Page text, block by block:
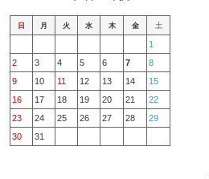
日 月 火 水 木 金 土
1
2
3 4 5 6 7
8
9
10 11 12 13 14
15
16
17 18 19 20 21
22
23
24 25 26 27 28
29
30
31